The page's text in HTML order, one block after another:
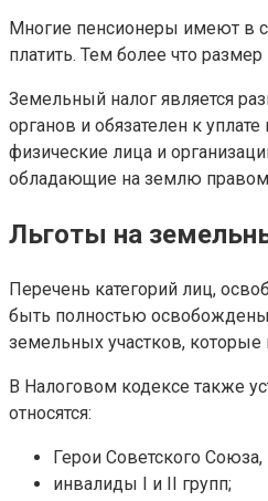
Многие пенсионеры имеют в
платить. Тем более что
Земельный налог является
органов и обязателен к
физические лица и
обладающие на землю правом
Льготы на
Перечень категорий лиц,
быть полностью
земельных участков, которые
В Налоговом кодексе также
относятся:
Герои Советского
инвалиды I и II групп;